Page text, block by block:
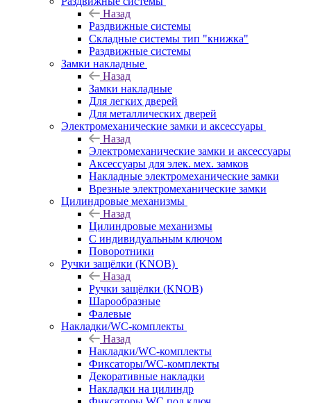
Назад
Раздвижные системы
Складные системы тип "книжка"
Раздвижные системы
Замки накладные
Назад
Замки накладные
Для легких дверей
Для металлических дверей
Электромеханические замки и аксессуары
Назад
Электромеханические замки и аксессуары
Аксессуары для элек. мех. замков
Накладные электромеханические замки
Врезные электромеханические замки
Цилиндровые механизмы
Назад
Цилиндровые механизмы
С индивидуальным ключом
Поворотники
Ручки защёлки (KNOB)
Назад
Ручки защёлки (KNOB)
Шарообразные
Фалевые
Накладки/WC-комплекты
Назад
Накладки/WC-комплекты
Фиксаторы/WC-комплекты
Декоративные накладки
Накладки на цилиндр